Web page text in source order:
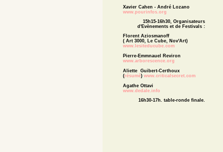
Xavier Cahen - André Lozano
www.pourinfos.org
15h15-16h30, Organisateurs
d'Evènements et de Festivals :
Florent Aziosmanoff
( Art 3000, Le Cube, Nov'Art)
www.lesiteducube.com
Pierre-Emmnauel Reviron
www.arborescence.org
Aliette Guibert-Certhoux
(résumé) www.criticalsecret.com
Agathe Ottavi
www.dedale.info
16h30-17h. table-ronde finale.